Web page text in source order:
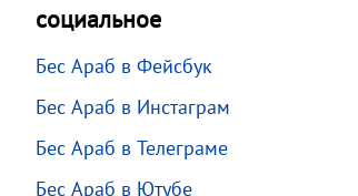
социальное
Бес Араб в Фейсбук
Бес Араб в Инстаграм
Бес Араб в Телеграме
Бес Араб в Ютубе